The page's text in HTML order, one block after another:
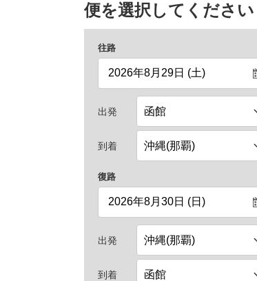
便を選択してください
往路
出発
到着
復路
出発
到着